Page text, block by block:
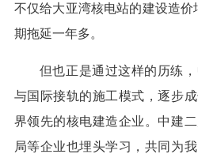
不仅给大亚湾核电站的建设造价
期拖延一年多。
但也正是通过这样的历练
与国际接轨的施工模式，逐步
界领先的核电建造企业。中建
局等企业也埋头学习，共同为